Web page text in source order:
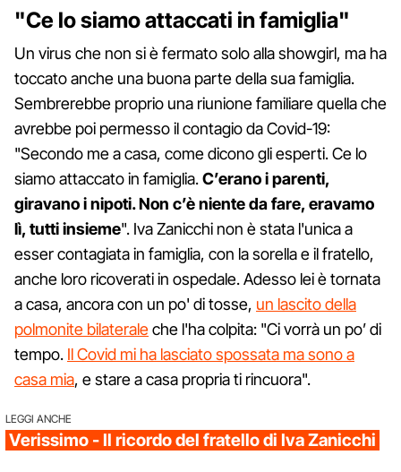
"Ce lo siamo attaccati in famiglia"
Un virus che non si è fermato solo alla showgirl, ma ha
toccato anche una buona parte della sua famiglia.
Sembrerebbe proprio una riunione familiare quella che
avrebbe poi permesso il contagio da Covid-19:
"Secondo me a casa, come dicono gli esperti. Ce lo
siamo attaccato in famiglia.C’erano i parenti,
giravano i nipoti. Non c’è niente da fare, eravamo
lì, tutti insieme". Iva Zanicchi non è stata l'unica a
esser contagiata in famiglia, con la sorella e il fratello,
anche loro ricoverati in ospedale. Adesso lei è tornata
a casa, ancora con un po' di tosse, un lascito della
polmonite bilateraleche l'ha colpita: "Ci vorrà un po’ di
tempo. Il Covid mi ha lasciato spossata ma sono a
casa mia, e stare a casa propria ti rincuora".
LEGGI ANCHE
Verissimo - Il ricordo del fratello di Iva Zanicchi